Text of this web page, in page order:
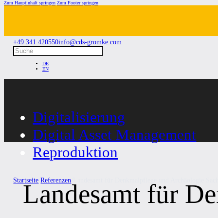
Zum Hauptinhalt springen Zum Footer springen
+49 341 420550info@cds-gromke.com
Suchen
DE
EN
Digitalisierung
Digital Asset Management
Reproduktion
Startseite /Referenzen
Landesamt für